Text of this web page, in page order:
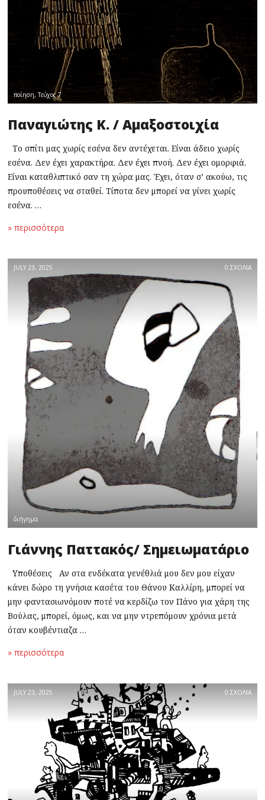
ποίηση,Τεύχος 7
Παναγιώτης Κ. / Αμαξοστοιχία
Το σπίτι μας χωρίς εσένα δεν αντέχεται. Είναι άδειο χωρίς
εσένα. Δεν έχει χαρακτήρα. Δεν έχει πνοή. Δεν έχει ομορφιά.
Είναι καταθλιπτικό σαν τη χώρα μας. Έχει, όταν σ’ ακούω, τις
προυποθέσεις να σταθεί. Τίποτα δεν μπορεί να γίνει χωρίς
εσένα. …
» περισσότερα
JULY 23, 2025 0 ΣΧΟΛΙΑ
διήγημα
Γιάννης Παττακός/ Σημειωματάριο
Υποθέσεις Αν στα ενδέκατα γενέθλιά μου δεν μου είχαν
κάνει δώρο τη γνήσια κασέτα του Θάνου Καλλίρη, μπορεί να
μην φαντασιωνόμουν ποτέ να κερδίζω τον Πάνο για χάρη της
Βούλας, μπορεί, όμως, και να μην ντρεπόμουν χρόνια μετά
όταν κουβέντιαζα …
» περισσότερα
JULY 23, 2025 0 ΣΧΟΛΙΑ